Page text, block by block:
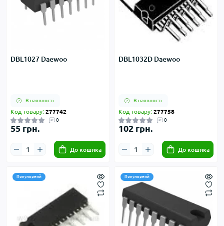
DBL1027 Daewoo
В наявності
Код товару: 277742
0
55 грн.
До кошика
DBL1032D Daewoo
В наявності
Код товару: 277758
0
102 грн.
До кошика
Популярний Популярний